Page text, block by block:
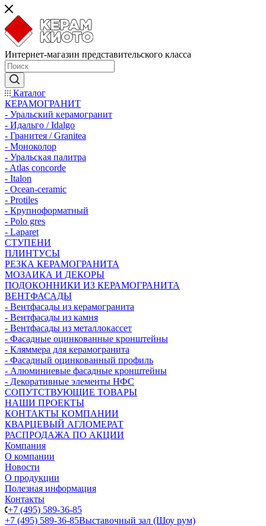
Интернет-магазин представительского класса
Каталог
КЕРАМОГРАНИТ
- Уральский керамогранит
- Идальго / Idalgo
- Гранитея / Granitea
- Моноколор
- Уральская палитра
- Atlas concorde
- Italon
- Ocean-ceramic
- Protiles
- Крупноформатный
- Polo gres
- Laparet
СТУПЕНИ
ПЛИНТУСЫ
РЕЗКА КЕРАМОГРАНИТА
МОЗАИКА И ДЕКОРЫ
ПОДОКОННИКИ ИЗ КЕРАМОГРАНИТА
ВЕНТФАСАДЫ
- Вентфасады из керамогранита
- Вентфасады из камня
- Вентфасады из металлокассет
- Фасадные оцинкованные кронштейны
- Кляммера для керамогранита
- Фасадный оцинкованный профиль
- Алюминиевые фасадные кронштейны
- Декоративные элементы НФС
СОПУТСТВУЮЩИЕ ТОВАРЫ
НАШИ ПРОЕКТЫ
КОНТАКТЫ КОМПАНИИ
КВАРЦЕВЫЙ АГЛОМЕРАТ
РАСПРОДАЖА ПО АКЦИИ
Компания
О компании
Новости
О продукции
Полезная информация
Контакты
+7 (495) 589-36-85
+7 (495) 589-36-85Выставочный зал (Шоу рум)